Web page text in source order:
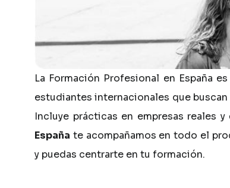
La Formación Profesional en España es
estudiantes internacionales que buscan
Incluye prácticas en empresas reales y
España te acompañamos en todo el
y puedas centrarte en tu formación.